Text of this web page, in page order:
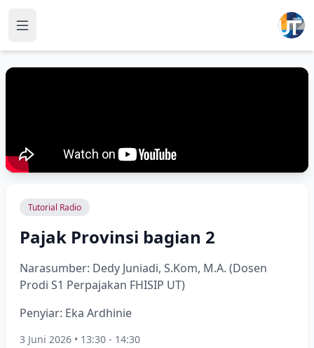
Tutorial Radio
Pajak Provinsi bagian 2
Narasumber: Dedy Juniadi, S.Kom, M.A. (Dosen
Prodi S1 Perpajakan FHISIP UT)
Penyiar: Eka Ardhinie
3 Juni 2026 • 13:30 - 14:30